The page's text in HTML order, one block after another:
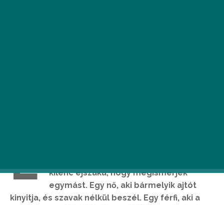
E
kilenc éjszaka, hogy megismerjék
egymást. Egy nő, aki bármelyik ajtót
kinyitja, és szavak nélkül beszél. Egy férfi, aki a